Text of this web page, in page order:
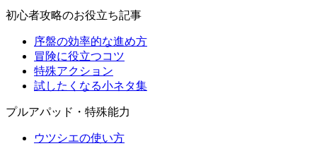
初心者攻略のお役立ち記事
序盤の効率的な進め方
冒険に役立つコツ
特殊アクション
試したくなる小ネタ集
プルアパッド・特殊能力
ウツシエの使い方